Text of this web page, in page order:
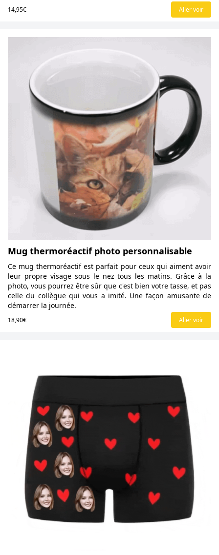
14,95€ Aller voir
Mug thermoréactif photo personnalisable
Ce mug thermoréactif est parfait pour ceux qui aiment avoir
leur propre visage sous le nez tous les matins. Grâce à la
photo, vous pourrez être sûr que c'est bien votre tasse, et pas
celle du collègue qui vous a imité. Une façon amusante de
démarrer la journée.
18,90€ Aller voir